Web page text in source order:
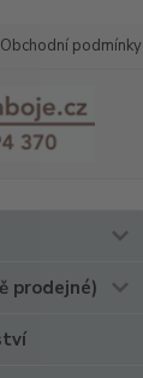
Obchodní podmínky
prodejné)